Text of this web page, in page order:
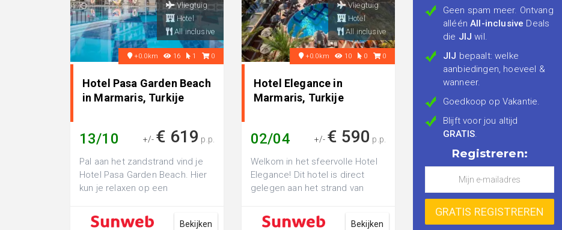
Vliegtuig
Hotel
All inclusive
+0.0km 16 1 0
Hotel Pasa Garden Beach
in Marmaris, Turkije
13/10 +/- € 619 p.p.
Pal aan het zandstrand vind je
Hotel Pasa Garden Beach. Hier
kun je relaxen op een
of een duik...
Bekijken
Vliegtuig
Hotel
All inclusive
+0.0km 10 0 0
Hotel Elegance in
Marmaris, Turkije
02/04 +/- € 590 p.p.
Welkom in het sfeervolle Hotel
Elegance! Dit hotel is direct
gelegen aan het strand van
voor ...
Bekijken
Geen spam meer. Ontvang
alléénAll-inclusive Deals
die JIJ wil.
JIJ bepaalt: welke
aanbiedingen, hoeveel &
wanneer.
Goedkoop op Vakantie.
Blijft voor jou altijd
GRATIS.
Registreren: